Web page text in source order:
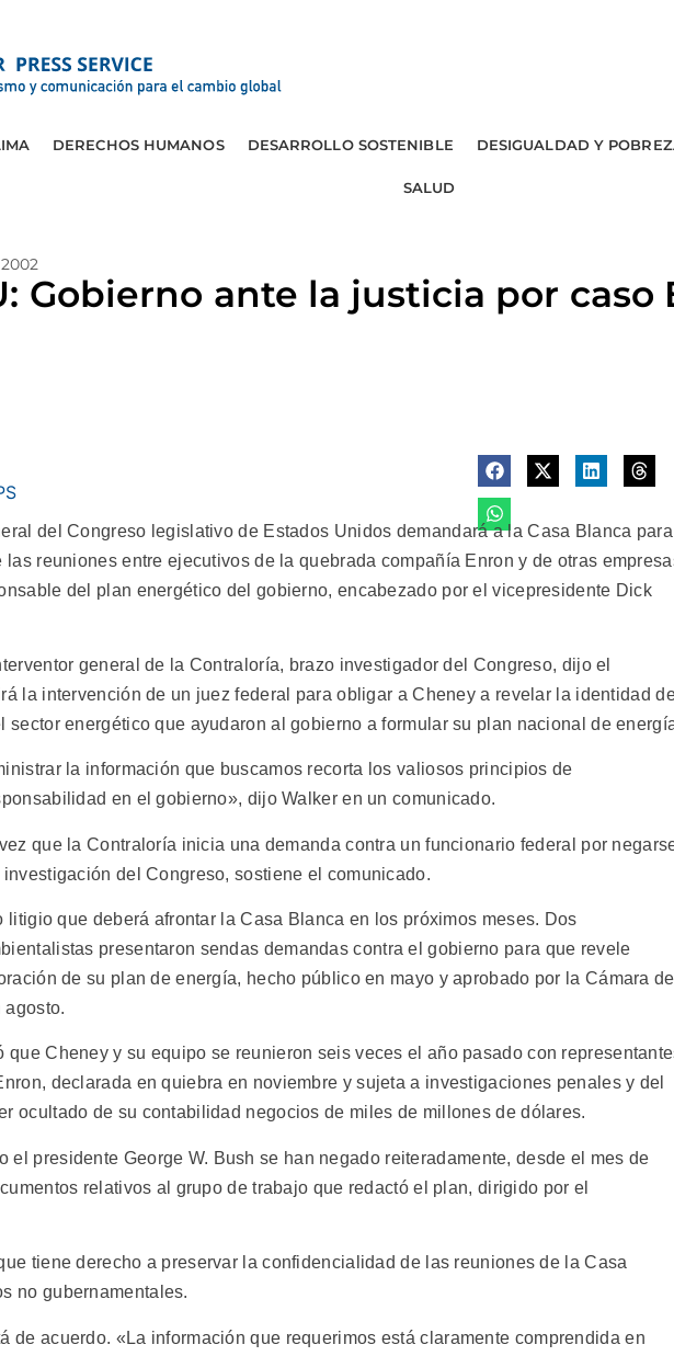
DERECHOS HUMANOS DESARROLLO SOSTENIBLE DESIGUALDAD Y
SALUD
Gobierno ante la justicia por caso
del Congreso legislativo de Estados Unidos demandará a la Casa Blanca para
las reuniones entre ejecutivos de la quebrada compañía Enron y de otras
del plan energético del gobierno, encabezado por el vicepresidente Dick
general de la Contraloría, brazo investigador del Congreso, dijo el
la intervención de un juez federal para obligar a Cheney a revelar la identidad
sector energético que ayudaron al gobierno a formular su plan nacional de
la información que buscamos recorta los valiosos principios de
en el gobierno», dijo Walker en un comunicado.
que la Contraloría inicia una demanda contra un funcionario federal por
del Congreso, sostiene el comunicado.
litigio que deberá afrontar la Casa Blanca en los próximos meses. Dos
presentaron sendas demandas contra el gobierno para que revele
de su plan de energía, hecho público en mayo y aprobado por la Cámara de
agosto.
que Cheney y su equipo se reunieron seis veces el año pasado con
declarada en quiebra en noviembre y sujeta a investigaciones penales y del
ocultado de su contabilidad negocios de miles de millones de dólares.
el presidente George W. Bush se han negado reiteradamente, desde el mes de
relativos al grupo de trabajo que redactó el plan, dirigido por el
tiene derecho a preservar la confidencialidad de las reuniones de la Casa
no gubernamentales.
de acuerdo. «La información que requerimos está claramente comprendida en